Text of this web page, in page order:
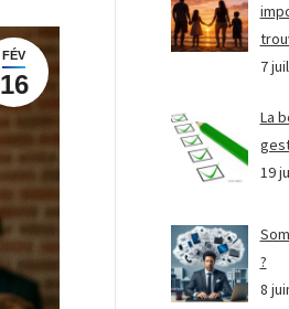
FÉV
16
7
La
19
?
8